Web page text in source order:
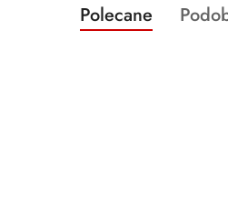
Pomiń karuzelę
Produkty
o
Polecane